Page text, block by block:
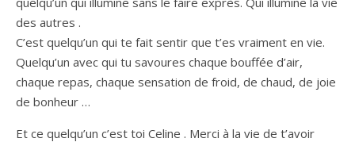
des autres .
C’est quelqu’un qui te fait sentir que t’es vraiment en vie.
Quelqu’un avec qui tu savoures chaque bouffée d’air,
chaque repas, chaque sensation de froid, de chaud, de joie
de bonheur …
Et ce quelqu’un c’est toi Celine . Merci à la vie de t’avoir